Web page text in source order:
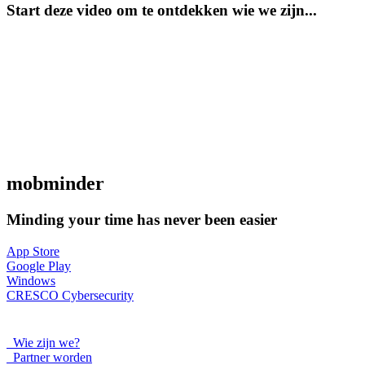
Start deze video om te ontdekken wie we zijn...
mobminder
Minding your time has never been easier
App Store
Google Play
Windows
CRESCO Cybersecurity
Wie zijn we?
Partner worden